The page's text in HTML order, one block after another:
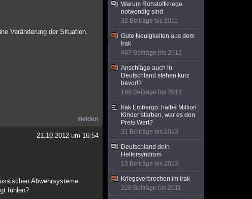
Veränderung der Situation.
melden
21.10.2012 um 16:54
Abwehrsysteme
fühlen?
Warum Rohstoffkriege
notwendig sind
32 Beiträge bis 2011
Gute Neuigkeiten aus dem
Irak
467 Beiträge bis 2012
Anschläge auch in
Deutschland stehen kurz
bevor!?
198 Beiträge bis 2012
Irak Embargo: halbe Million
Kinder starben, war es den
Preis Wert?
31 Beiträge bis 2013
Deutschland dein
Helfersyndrom
13 Beiträge bis 2013
Kriegsverbrechen im Irak
220 Beiträge bis 2011